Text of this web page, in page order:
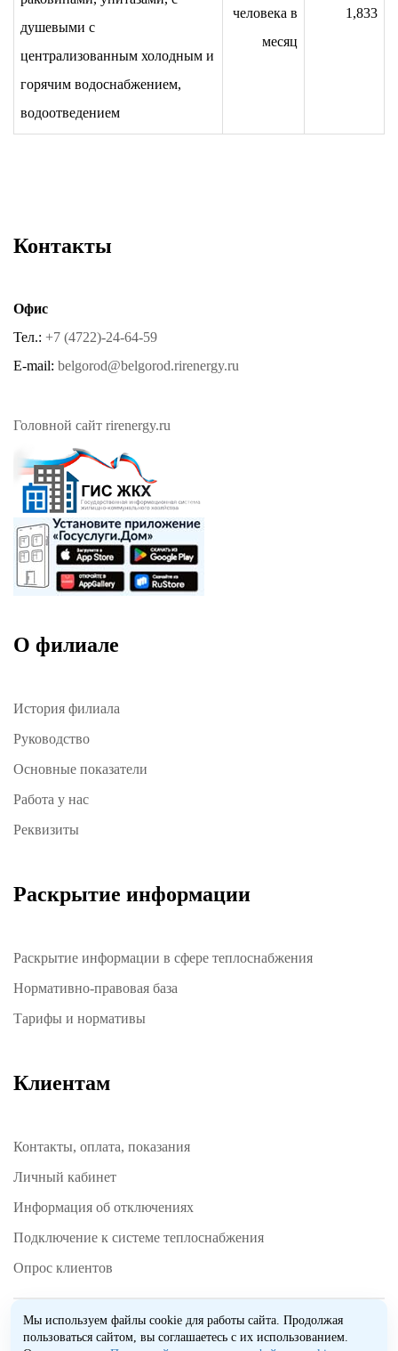
душевыми с
централизованным холодным и
горячим водоснабжением,
водоотведением
человека в
месяц
1,833
Контакты
Офис
Тел.: +7 (4722)-24-64-59
E-mail: belgorod@belgorod.rirenergy.ru
Головной сайт rirenergy.ru
О филиале
История филиала
Руководство
Основные показатели
Работа у нас
Реквизиты
Раскрытие информации
Раскрытие информации в сфере теплоснабжения
Нормативно-правовая база
Тарифы и нормативы
Клиентам
Контакты, оплата, показания
Личный кабинет
Информация об отключениях
Подключение к системе теплоснабжения
Опрос клиентов
COPYRIGHT 2025 АО “РИР Энерго”
Мы используем файлы cookie для работы сайта. Продолжая
пользоваться сайтом, вы соглашаетесь с их использованием.